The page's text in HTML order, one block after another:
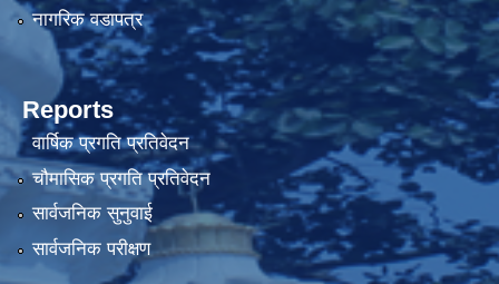
नागरिक वडापत्र
Reports
वार्षिक प्रगति प्रतिवेदन
चौमासिक प्रगति प्रतिवेदन
सार्वजनिक सुनुवाई
सार्वजनिक परीक्षण